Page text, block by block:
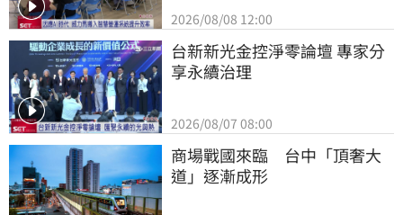
2026/08/08 12:00
台新新光金控淨零論壇 專家分
享永續治理
2026/08/07 08:00
商場戰國來臨　台中「頂奢大
道」逐漸成形